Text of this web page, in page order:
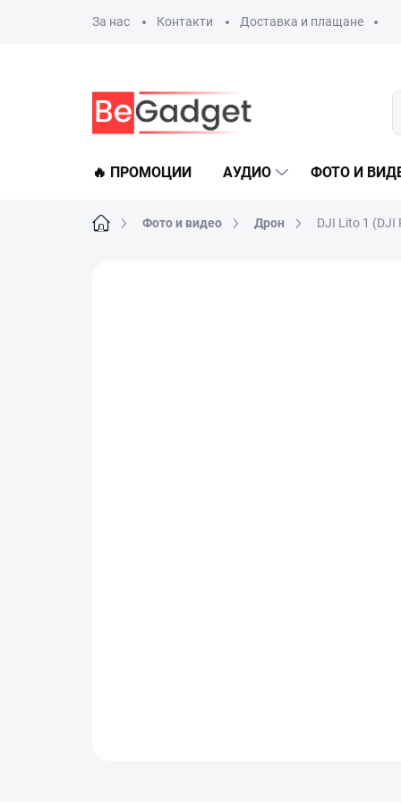
За нас Контакти Доставка и плащане
🔥 ПРОМОЦИИ АУДИО ФОТО И
НачалоФото и видео Дрон DJI Lito 1 (DJI